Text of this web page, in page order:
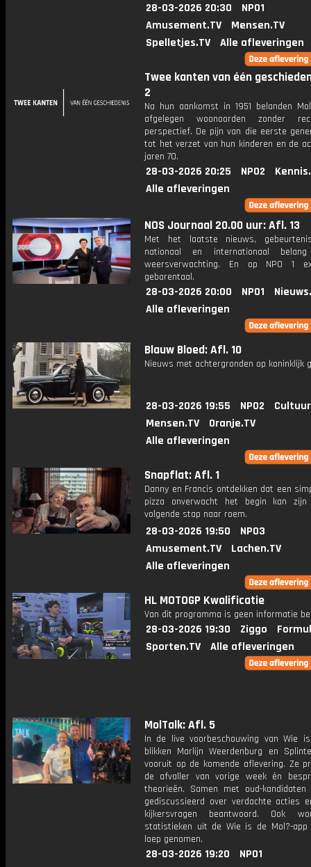
28-03-2026 20:30
NPO1
Amusement.TV
Mensen.TV
Spelletjes.TV
Alle afleveringen
Twee kanten van één
2
Na hun aankomst in 1951 belanden
afgelegen woonoorden zonder
perspectief. De pijn van die eerste
tot het verzet van hun kinderen en de
jaren 70.
28-03-2026 20:25 NPO2
Alle afleveringen
NOS Journaal 20.00 uur: Afl. 13
Met het laatste nieuws,
nationaal en internationaal
weersverwachting. En op NPO 1
gebarentaal.
28-03-2026 20:00 NPO1
Alle afleveringen
Blauw Bloed: Afl. 10
Nieuws met achtergronden op koninklijk
28-03-2026 19:55 NPO2
Mensen.TV
Oranje.TV
Alle afleveringen
Snapflat: Afl. 1
Danny en Francis ontdekken dat een
pizza onverwacht het begin kan
volgende stap naar roem.
28-03-2026 19:50
NPO3
Amusement.TV
Lachen.TV
Alle afleveringen
HL MOTOGP Kwalificatie
Van dit programma is geen informatie
28-03-2026 19:30 Ziggo
Sporten.TV
Alle afleveringen
MolTalk: Afl. 5
In de live voorbeschouwing van Wie
blikken Marlijn Weerdenburg en
vooruit op de komende aflevering. Ze
de afvaller van vorige week én
theorieën. Samen met oud-
gediscussieerd over verdachte acties
kijkersvragen beantwoord. Ook
statistieken uit de Wie is de Mol?-app
loep genomen.
28-03-2026 19:20
NPO1